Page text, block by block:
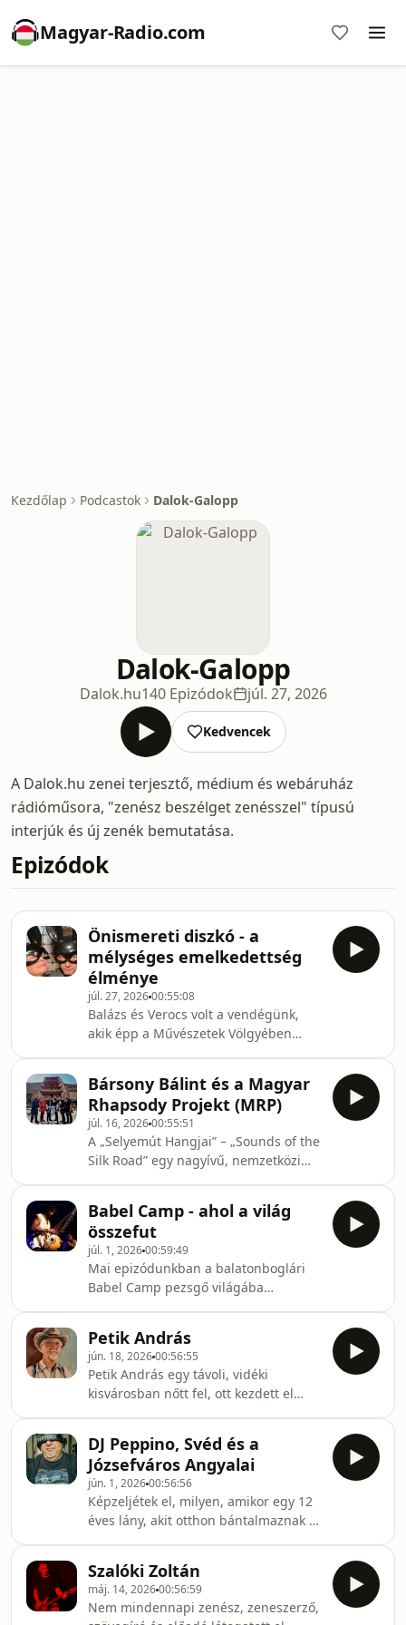
Magyar-Radio.com
Kezdőlap Podcastok Dalok-Galopp
Dalok-Galopp
Dalok.hu140 Epizódok júl. 27, 2026
Kedvencek
A Dalok.hu zenei terjesztő, médium és webáruház
rádióműsora, "zenész beszélget zenésszel" típusú
interjúk és új zenék bemutatása.
Epizódok
Önismereti diszkó - a
mélységes emelkedettség
élménye
júl. 27, 202600:55:08
Balázs és Verocs volt a vendégünk,
akik épp a Művészetek Völgyében
pörgős, táncos szettek helyett az
elmélyülést, a lassulást és a relaxációt
helyezik előtérbe. Zenei világukat
leginkább az ambient és az organikus
pszichedelikus világzene határozza
meg. Fellépéseiken (például a Szimpla
Kertben vagy a Művészetek
Völgyében) a közönség gya
Bársony Bálint és a Magyar
Rhapsody Projekt (MRP)
júl. 16, 202600:55:51
A „Selyemút Hangjai” – „Sounds of the
Silk Road” egy nagyívű, nemzetközi
Rhapsody Projekt (MRP) művészi és
kulturális missziójának része. Célja,
hogy hidat képezzen a Kárpát -
medence ősi zenei hagyományai és az
eurázsiai, nomád eredetű kultúrák
zenei világa között – a Selyemút
mentén haladva, kelettől nyugatig,
egészen a Kínai - A
Babel Camp - ahol a világ
összefut
júl. 1, 202600:59:49
Mai epizódunkban a balatonboglári
Babel Camp pezsgő világába
beszélgettünk.A Babel Camp egy
hatalmas ősfás parkban elterülő
koncerthely, művészeti és alkotótábor,
amely a hazai és nemzetközi zenei
élet legszínesebb balatoni
központja.A zenészeket több felszerelt
próbaterem, hangszerek, backline, sőt
még stúdiózási lehetőség
Petik András
jún. 18, 202600:56:55
Petik András egy távoli, vidéki
kisvárosban nőtt fel, ott kezdett el
Édesapja kántorkodott,
rendszeresenjátszott a környék
templomainak jó néhány orgonáján,
és volt rá példa, hogy egy és
ugyanazon szimfonikus zenekarban
zenélt együtt, apa és fia. Ő hegedült,
András kürtölt. „Még katona voltam,
amikor elkezdtem dalokat írni. E
DJ Peppino, Svéd és a
Józsefváros Angyalai
jún. 1, 202600:56:56
Képzeljétek el, milyen, amikor egy 12
éves lány, akit otthon bántalmaznak a
kiskorú utcagyerekeit, akik
mikrofonhoz jutnak. A Yo City Angels
100%-ban autentikus,
Szalóki Zoltán
máj. 14, 202600:56:59
Nem mindennapi zenész, zeneszerző,